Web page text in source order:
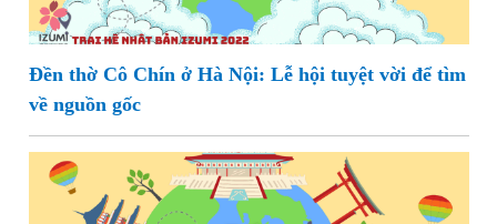
Đền thờ Cô Chín ở Hà Nội: Lễ hội tuyệt vời để tìm
về nguồn gốc